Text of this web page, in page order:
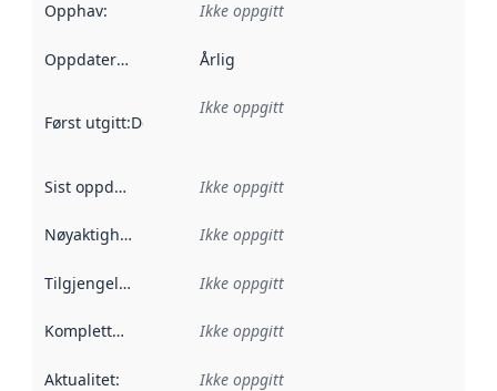
Opphav: Ikke oppgitt
Oppdateringsfrekvens :
Årlig
Først utgitt:Denne datoen sier når dataene i dette
Ikke oppgitt
Sist oppdatert Ikke oppgitt
Nøyaktighet Ikke oppgitt
Tilgjengelighet Ikke oppgitt
Kompletthet Ikke oppgitt
Aktualitet: Ikke oppgitt